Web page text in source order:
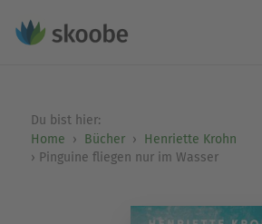
Du bist hier:
Home
Bücher
Henriette Krohn
Pinguine fliegen nur im Wasser